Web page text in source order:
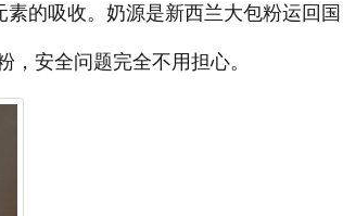
的吸收。奶源是新西兰大包粉运回国
安全问题完全不用担心。